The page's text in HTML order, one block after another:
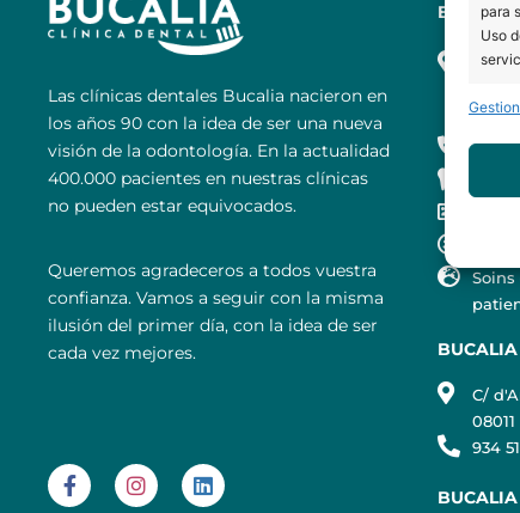
para
Uso
Las clínicas dentales Bucalia nacieron en
los años 90 con la idea de ser una nueva
visión de la odontología. En la actualidad
400.000 pacientes en nuestras clínicas
no pueden estar equivocados.
Queremos agradeceros a todos vuestra
confianza. Vamos a seguir con la misma
ilusión del primer día, con la idea de ser
cada vez mejores.
Pl.
934
TAC
C/
934